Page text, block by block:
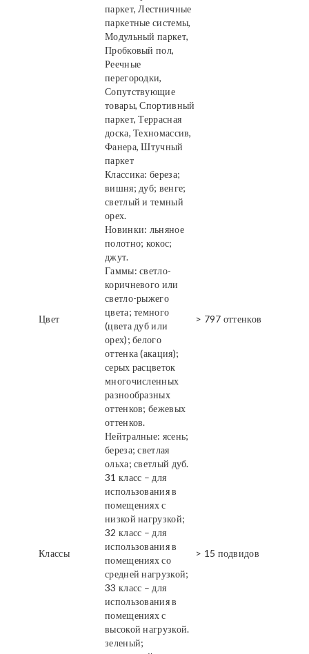
паркет, Лестничные
паркетные системы,
Модульный паркет,
Пробковый пол,
Реечные
перегородки,
Сопутствующие
товары, Спортивный
паркет, Террасная
доска, Техномассив,
Фанера, Штучный
паркет
Цвет
Классика: береза;
вишня; дуб; венге;
светлый и темный
орех.
Новинки: льняное
полотно; кокос;
джут.
Гаммы: светло-
коричневого или
светло-рыжего
цвета; темного
(цвета дуб или
орех); белого
оттенка (акация);
серых расцветок
многочисленных
разнообразных
оттенков; бежевых
оттенков.
Нейтралные: ясень;
береза; светлая
ольха; светлый дуб.
> 797 оттенков
Классы
31 класс – для
использования в
помещениях с
низкой нагрузкой;
32 класс – для
использования в
помещениях со
средней нагрузкой;
33 класс – для
использования в
помещениях с
высокой нагрузкой.
> 15 подвидов
зеленый;